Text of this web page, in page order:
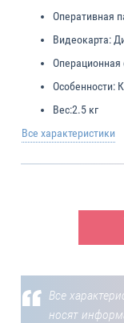
Оперативная
Видеокарта:
Операционная
Особенности:
Вес:2.5 кг
Все характеристики
Все
носят